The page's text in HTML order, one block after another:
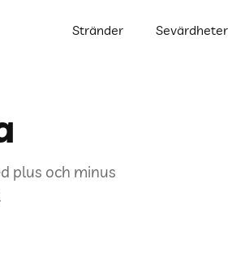
Stränder Sevärdheter
plus och minus